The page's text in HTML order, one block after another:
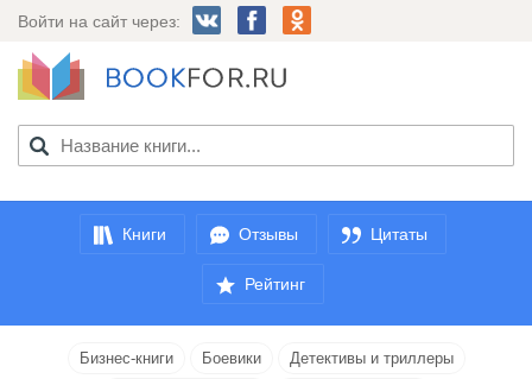
Войти на сайт через:
Книги Отзывы Цитаты
Рейтинг
Бизнес-книги Боевики
Детективы и триллеры